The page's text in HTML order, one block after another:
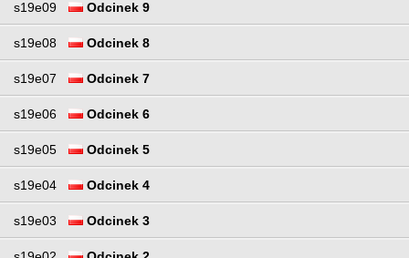
s19e09 Odcinek 9
s19e08 Odcinek 8
s19e07 Odcinek 7
s19e06 Odcinek 6
s19e05 Odcinek 5
s19e04 Odcinek 4
s19e03 Odcinek 3